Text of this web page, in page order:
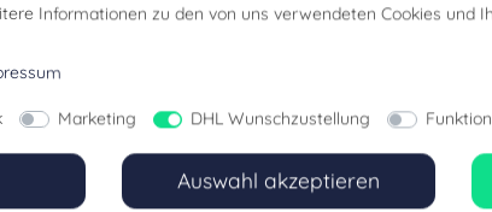
Informationen zu den von uns verwendeten Cookies und
Marketing DHL Wunschzustellung
Auswahl akzeptieren